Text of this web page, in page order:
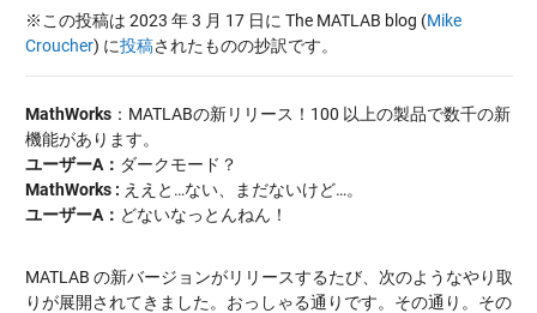
※この投稿は 2023 年 3 月 17 日に The MATLAB blog (Mike
Croucher) に投稿されたものの抄訳です。
MathWorks：MATLABの新リリース！100 以上の製品で数千の新
機能があります。
ユーザーA： ダークモード？
MathWorks : ええと…ない、まだないけど…。
ユーザーA： どないなっとんねん！
MATLAB の新バージョンがリリースするたび、次のようなやり取
りが展開されてきました。おっしゃる通りです。その通り。その